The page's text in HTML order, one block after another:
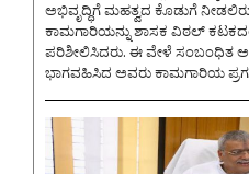
ಅಭಿವೃದ್ಧಿಗೆ ಮಹತ್ವದ ಕೊಡುಗೆ
ಕಾಮಗಾರಿಯನ್ನು ಶಾಸಕ ವಿಠಲ್
ಪರಿಶೀಲಿಸಿದರು. ಈ ವೇಳೆ ಸಂಬಂಧಿತ ಅಧಿಕಾರಿಗಳ ಸಭೆಯಲ್ಲಿ
ಭಾಗವಹಿಸಿದ ಅವರು ಕಾಮಗಾರಿಯ